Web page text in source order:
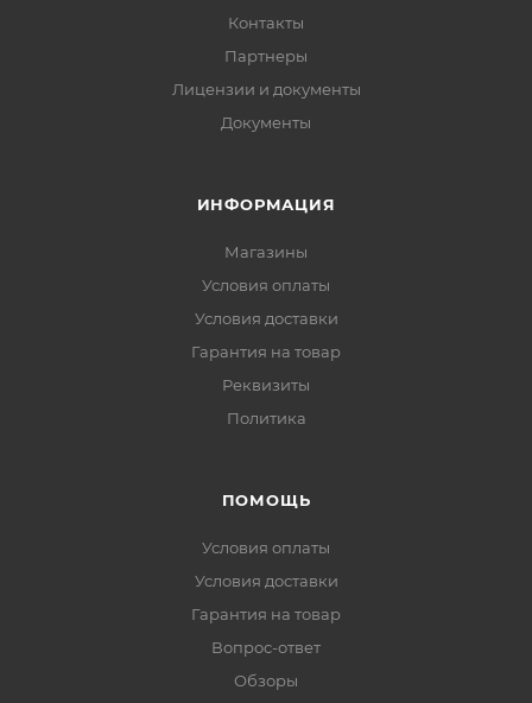
Контакты
Партнеры
Лицензии и документы
Документы
ИНФОРМАЦИЯ
Магазины
Условия оплаты
Условия доставки
Гарантия на товар
Реквизиты
Политика
ПОМОЩЬ
Условия оплаты
Условия доставки
Гарантия на товар
Вопрос-ответ
Обзоры